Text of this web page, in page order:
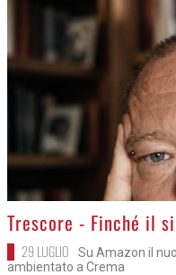
>
Trescore - Finché il
29 LUGLIO
Su Amazon il
ambientato a Crema